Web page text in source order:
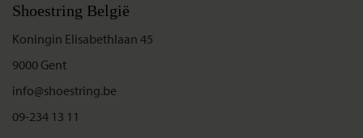
Shoestring België
Koningin Elisabethlaan 45
9000 Gent
info@shoestring.be
09-234 13 11